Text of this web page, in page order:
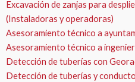
Excavación de zanjas para
(Instaladoras y operadoras)
Asesoramiento técnico a
Asesoramiento técnico a
Detección de tuberías con
Detección de tuberías y